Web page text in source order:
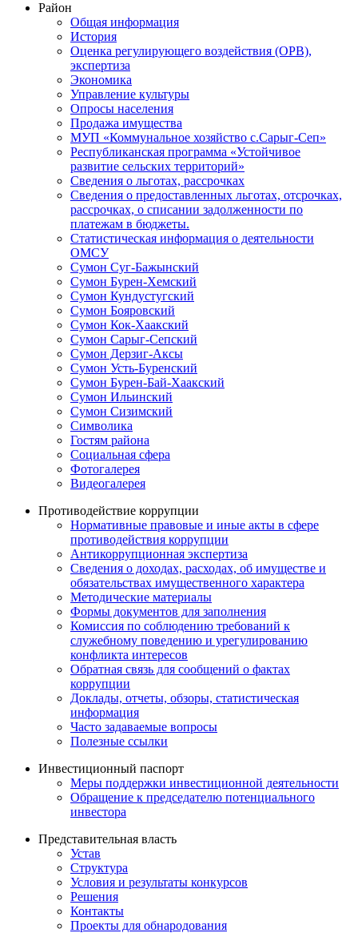
Район
Общая информация
История
Оценка регулирующего воздействия (ОРВ),
экспертиза
Экономика
Управление культуры
Опросы населения
Продажа имущества
МУП «Коммунальное хозяйство с.Сарыг-Сеп»
Республиканская программа «Устойчивое
развитие сельских территорий»
Сведения о льготах, рассрочках
Сведения о предоставленных льготах, отсрочках,
рассрочках, о списании задолженности по
платежам в бюджеты.
Статистическая информация о деятельности
ОМСУ
Сумон Суг-Бажынский
Сумон Бурен-Хемский
Сумон Кундустугский
Сумон Бояровский
Сумон Кок-Хаакский
Сумон Сарыг-Сепский
Сумон Дерзиг-Аксы
Сумон Усть-Буренский
Сумон Бурен-Бай-Хаакский
Сумон Ильинский
Сумон Сизимский
Символика
Гостям района
Социальная сфера
Фотогалерея
Видеогалерея
Противодействие коррупции
Нормативные правовые и иные акты в сфере
противодействия коррупции
Антикоррупционная экспертиза
Сведения о доходах, расходах, об имуществе и
обязательствах имущественного характера
Методические материалы
Формы документов для заполнения
Комиссия по соблюдению требований к
служебному поведению и урегулированию
конфликта интересов
Обратная связь для сообщений о фактах
коррупции
Доклады, отчеты, обзоры, статистическая
информация
Часто задаваемые вопросы
Полезные ссылки
Инвестиционный паспорт
Меры поддержки инвестиционной деятельности
Обращение к председателю потенциального
инвестора
Представительная власть
Устав
Структура
Условия и результаты конкурсов
Решения
Контакты
Проекты для обнародования